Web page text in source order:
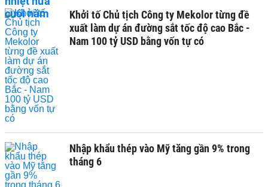
Khởi tố Chủ tịch Công ty Mekolor từng đề
xuất làm dự án đường sắt tốc độ cao Bắc -
Nam 100 tỷ USD bằng vốn tự có
Nhập khẩu thép vào Mỹ tăng gần 9% trong
tháng 6